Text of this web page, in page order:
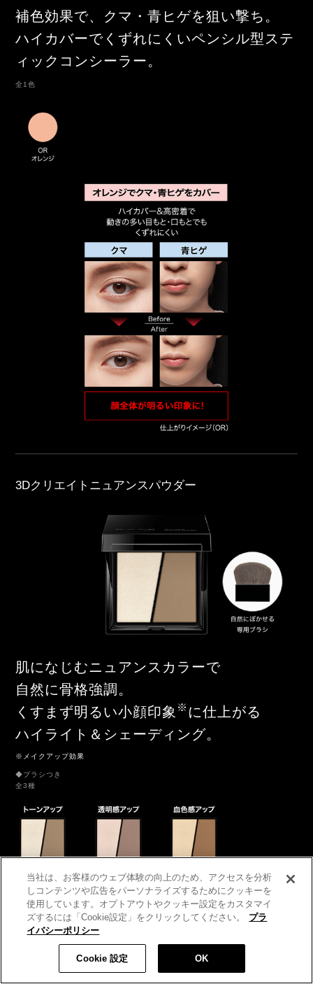
補色効果で、クマ・青ヒゲを狙い撃ち。
ハイカバーでくずれにくいペンシル型ステ
ィックコンシーラー。
全1色
3Dクリエイトニュアンスパウダー
肌になじむニュアンスカラーで
自然に骨格強調。
くすまず明るい小顔印象 ※ に仕上がる
ハイライト＆シェーディング。
※メイクアップ効果
◆ブラシつき
全3種
当社は、お客様のウェブ体験の向上のため、アクセスを分析
しコンテンツや広告をパーソナライズするためにクッキーを
使用しています。オプトアウトやクッキー設定をカスタマイ
ズするには「Cookie設定」をクリックしてください。
プラ
イバシーポリシー
Cookie 設定 OK